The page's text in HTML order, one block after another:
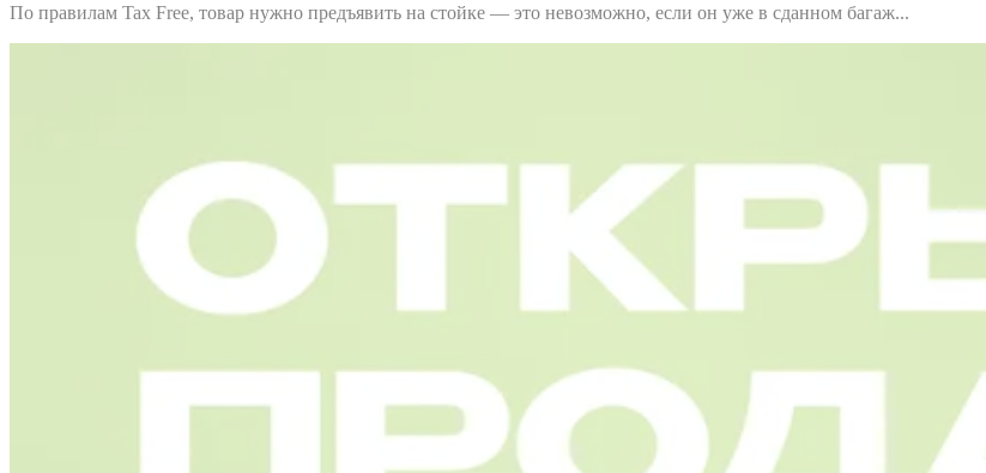
По правилам Tax Free, товар нужно предъявить на стойке — это невозможно, если он уже в сданном багаж...